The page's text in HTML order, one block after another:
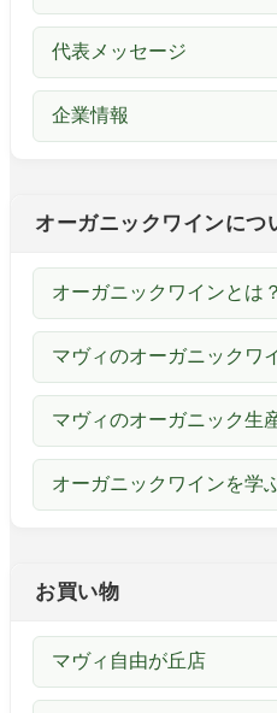
代表メッセージ
企業情報
オーガニックワインにつ
オーガニックワインとは？
マヴィのオーガニックワ
マヴィのオーガニック生
オーガニックワインを学
お買い物
マヴィ自由が丘店